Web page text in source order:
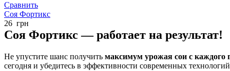
Сравнить
Соя Фортикс
26 грн
Соя Фортикс — работает на результат!
Не упустите шанс получить максимум урожая сои с каждого
сегодня и убедитесь в эффективности современных